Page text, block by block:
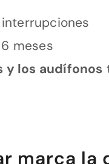
meses
y los audífonos
marca la